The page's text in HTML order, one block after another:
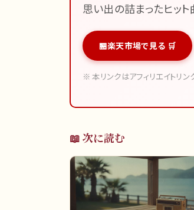
思い出の詰まったヒッ
楽天市場で見る 🛒
※ 本リンクはアフィリエイトリン
📖 次に読む